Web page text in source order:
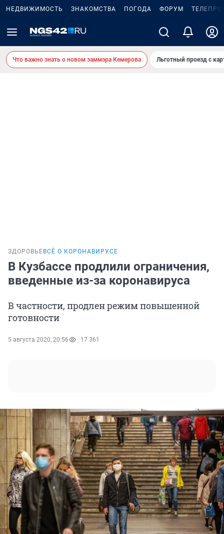
НЕДВИЖИМОСТЬ ЗНАКОМСТВА ПОГОДА ФОРУМ
Что важно знать о новом заммэра Кемерова Льготный проезд с
ЗДОРОВЬЕ ВСЁ О КОРОНАВИРУСЕ
В Кузбассе продлили ограничения,
введенные из-за коронавируса
В частности, продлен режим повышенной
готовности
5 августа 2020, 20:56 17 361